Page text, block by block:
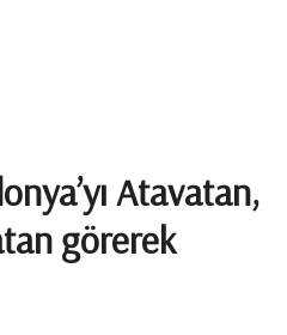
Atavatan,
görerek